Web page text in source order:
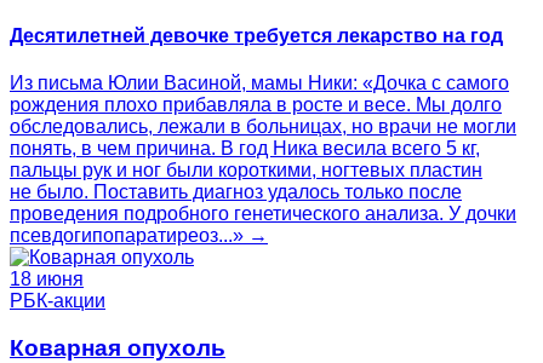
Десятилетней девочке требуется лекарство на год
Из письма Юлии Васиной, мамы Ники: «Дочка с самого
рождения плохо прибавляла в росте и весе. Мы долго
обследовались, лежали в больницах, но врачи не могли
понять, в чем причина. В год Ника весила всего 5 кг,
пальцы рук и ног были короткими, ногтевых пластин
не было. Поставить диагноз удалось только после
проведения подробного генетического анализа. У дочки
псевдогипопаратиреоз...» →
18 июня
РБК-акции
Коварная опухоль